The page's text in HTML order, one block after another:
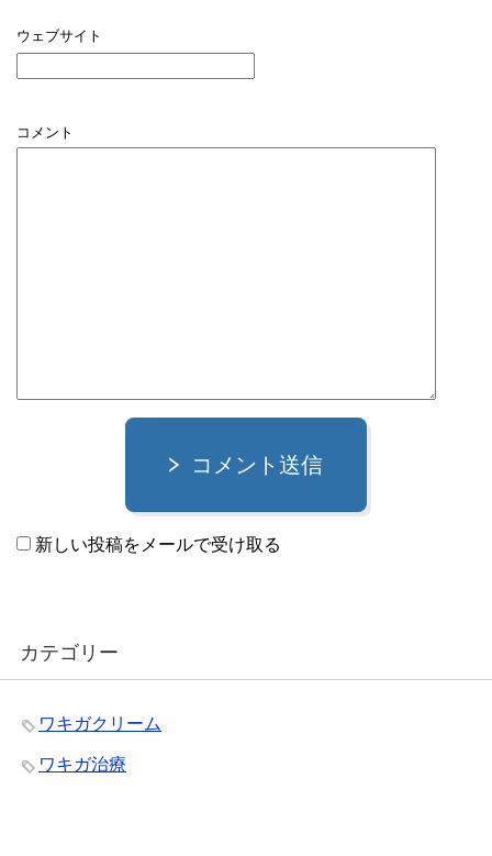
ウェブサイト
コメント
コメント送信
新しい投稿をメールで受け取る
カテゴリー
ワキガクリーム
ワキガ治療